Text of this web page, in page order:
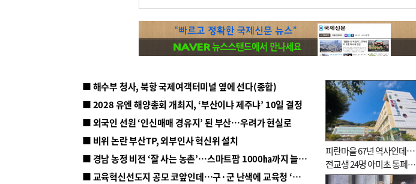
■ 해수부 청사, 북항 국제여객터미널 옆에 선다(종합)
■ 2028 유엔 해양총회 개최지, ‘부산이냐 제주냐’ 10일 결정
■ 외국인 선원 ‘인신매매 경유지’ 된 부산…우려가 현실로
■ 비위 논란 부산TP, 외부인사 혁신위 설치
■ 경남 농정 비전 ‘잘 사는 농촌’…스마트팜 1000㏊까지 늘린다
■ 교육혁신선도지 공모 코앞인데…구·군 난색에 교육청 ‘쩔쩔’
피란마을 67년 역사인데…
전교생 24명 아미초 통폐합
기로